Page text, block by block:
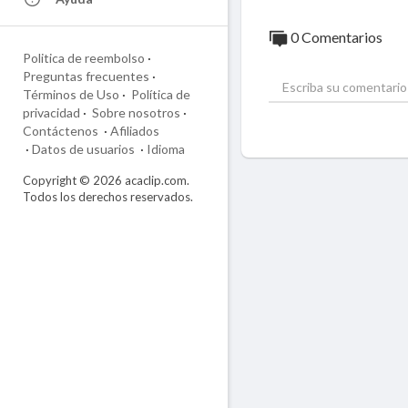
0 Comentarios
Politica de reembolso ·
Preguntas frecuentes ·
Términos de Uso · Política de
privacidad · Sobre nosotros ·
Contáctenos · Afiliados
· Datos de usuarios · Idioma
Copyright © 2026 acaclip.com.
Todos los derechos reservados.